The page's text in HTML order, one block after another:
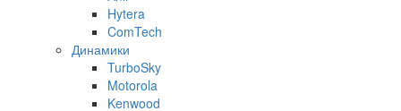
Hytera
ComTech
Динамики
TurboSky
Motorola
Kenwood